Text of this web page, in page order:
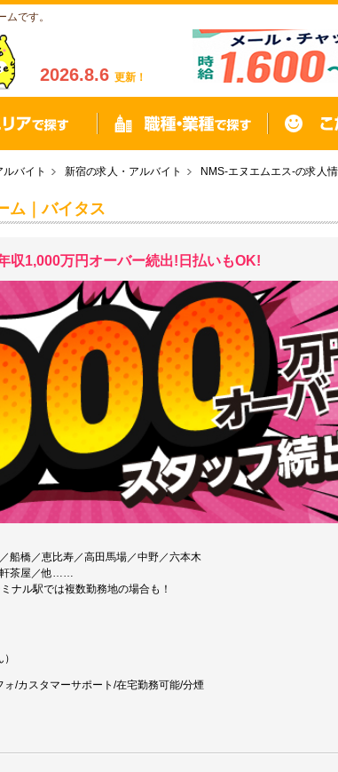
です。
2026.8.6 更新！
バイト 新宿の求人・アルバイト NMS‐エヌエムエス-の求人
ム｜バイタス
収1,000万円オーバー続出!日払いもOK!
船橋／恵比寿／高田馬場／中野／六本木
軒茶屋／他……
ナル駅では複数勤務地の場合も！
/カスタマーサポート/在宅勤務可能/分煙